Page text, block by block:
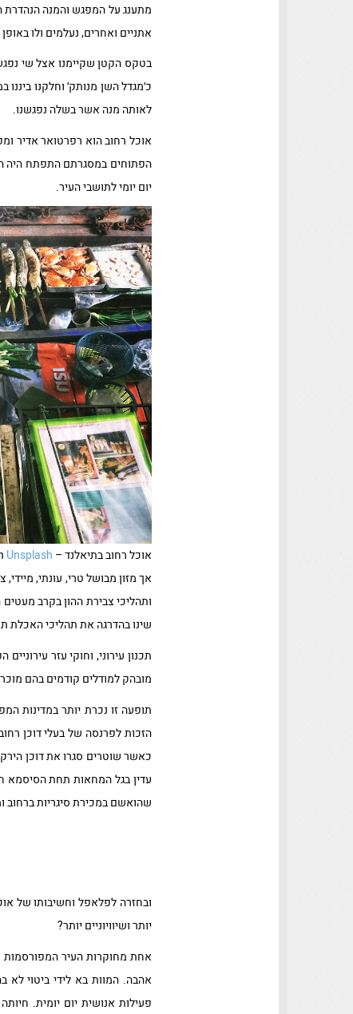
מתענג על המפגש והמנה הנהדרת
אתניים ואחרים, נעלמים ולו
בטקס הקטן שקיימנו אצל שי
כ׳מגדל השן מנותק׳ וחלקנו
לאותה מנה אשר בשלה נפגשנו.
אוכל רחוב הוא רפרטואר אדיר
הפתוחים במסגרתם התפתח היה
יום יומי לתושבי העיר.
אוכל רחוב בתיאלנד – Photo by Unsplash
אך מזון מבושל טרי, עונתי,
ותהליכי צבירת ההון בקרב
שינו בהדרגה את תהליכי האכלת
תכנון עירוני, וחוקי עזר
מובהק למודלים קודמים בהם
כאשר שוטרים סגרו את דוכן
שהואשם במכירת סיגריות
ובחזרה לפלאפל וחשיבותו של
יותר ושיוויוניים יותר?
אחת מחוקרות העיר המפורסמות
אהבה. המוות בא לידי ביטוי לא
פעילות אנושית יום יומית.